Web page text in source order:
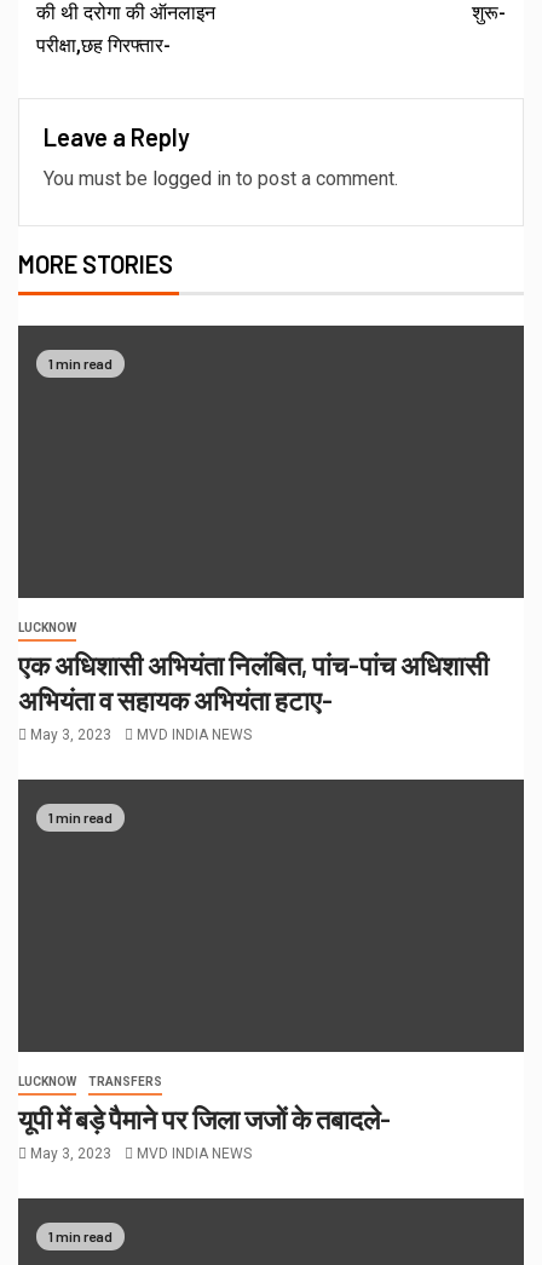
की थी दरोगा की ऑनलाइन
परीक्षा,छह गिरफ्तार-
शुरू-
Leave a Reply
You must be logged in to post a comment.
MORE STORIES
1 min read
LUCKNOW
एक अधिशासी अभियंता निलंबित, पांच-पांच अधिशासी
अभियंता व सहायक अभियंता हटाए-
May 3, 2023 MVD INDIA NEWS
1 min read
LUCKNOW TRANSFERS
यूपी में बड़े पैमाने पर जिला जजों के तबादले-
May 3, 2023 MVD INDIA NEWS
1 min read